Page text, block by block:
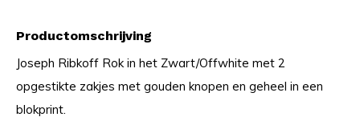
Productomschrijving
Joseph Ribkoff Rok in het Zwart/Offwhite met 2
opgestikte zakjes met gouden knopen en geheel in een
blokprint.